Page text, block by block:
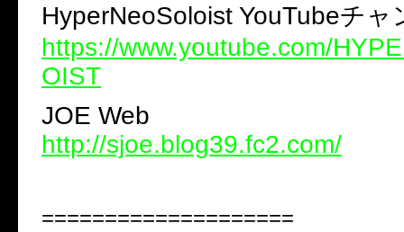
HyperNeoSoloist YouTubeチャ
https://www.youtube.com/
OIST
JOE Web
http://sjoe.blog39.fc2.com/
====================